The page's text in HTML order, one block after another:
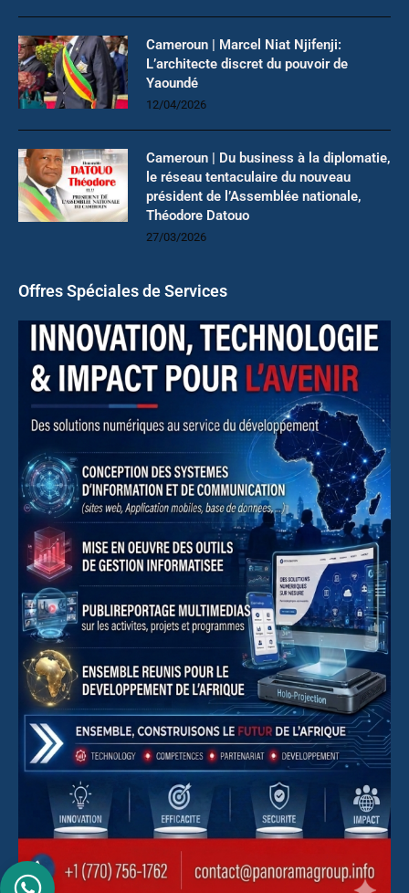
Cameroun | Marcel Niat Njifenji:
L’architecte discret du pouvoir de
Yaoundé
12/04/2026
Cameroun | Du business à la diplomatie,
le réseau tentaculaire du nouveau
président de l’Assemblée nationale,
Théodore Datouo
27/03/2026
Offres Spéciales de Services